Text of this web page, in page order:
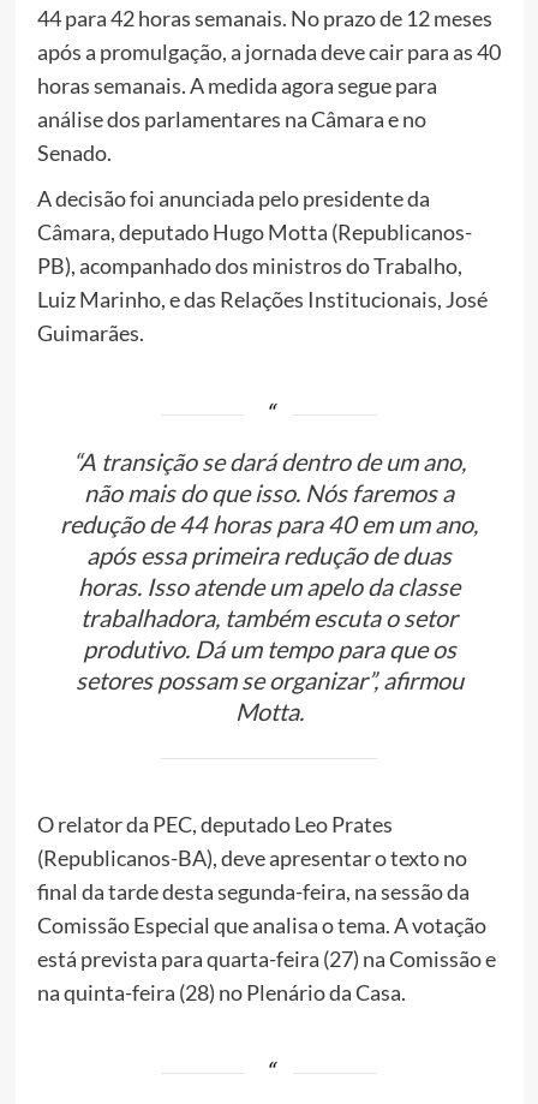
44 para 42 horas semanais. No prazo de 12 meses
após a promulgação, a jornada deve cair para as 40
horas semanais. A medida agora segue para
análise dos parlamentares na Câmara e no
Senado.
A decisão foi anunciada pelo presidente da
Câmara, deputado Hugo Motta (Republicanos-
PB), acompanhado dos ministros do Trabalho,
Luiz Marinho, e das Relações Institucionais, José
Guimarães.
“A transição se dará dentro de um ano,
não mais do que isso. Nós faremos a
redução de 44 horas para 40 em um ano,
após essa primeira redução de duas
horas. Isso atende um apelo da classe
trabalhadora, também escuta o setor
produtivo. Dá um tempo para que os
setores possam se organizar”, afirmou
Motta.
O relator da PEC, deputado Leo Prates
(Republicanos-BA), deve apresentar o texto no
final da tarde desta segunda-feira, na sessão da
Comissão Especial que analisa o tema. A votação
está prevista para quarta-feira (27) na Comissão e
na quinta-feira (28) no Plenário da Casa.